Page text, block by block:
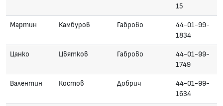
15
Мартин Камбуров Габрово
44-01-99-
1834
Цанко Цвятков Габрово
44-01-99-
1749
Валентин Костов Добрич
44-01-99-
1634